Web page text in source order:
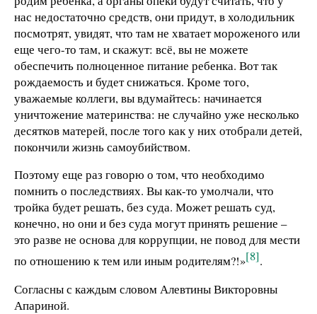
нас недостаточно средств, они придут, в холодильник
посмотрят, увидят, что там не хватает мороженого или
еще чего-то там, и скажут: всё, вы не можете
обеспечить полноценное питание ребенка. Вот так
рождаемость и будет снижаться. Кроме того,
уважаемые коллеги, вы вдумайтесь: начинается
уничтожение материнства: не случайно уже несколько
десятков матерей, после того как у них отобрали детей,
покончили жизнь самоубийством.
Поэтому еще раз говорю о том, что необходимо
помнить о последствиях. Вы как-то умолчали, что
тройка будет решать, без суда. Может решать суд,
конечно, но они и без суда могут принять решение –
это разве не основа для коррупции, не повод для мести
по отношению к тем или иным родителям?!»[8].
Согласны с каждым словом Алевтины Викторовны
Апариной.